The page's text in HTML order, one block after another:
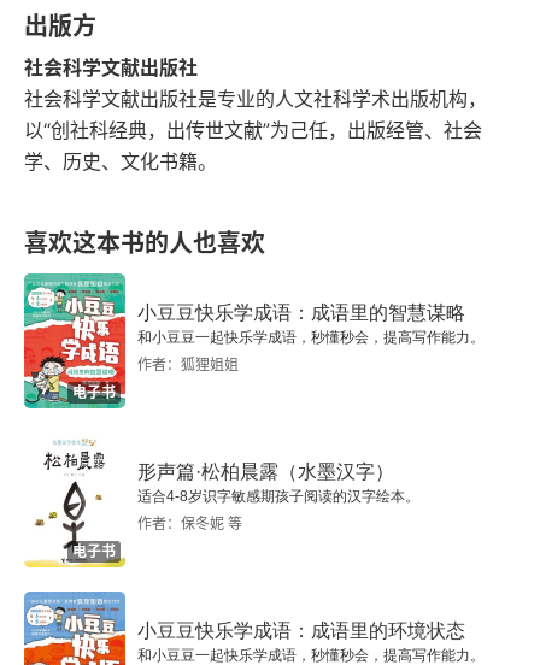
出版方
社会科学文献出版社
社会科学文献出版社是专业的人文社科学术出版机构，
以“创社科经典，出传世文献”为己任，出版经管、社会
学、历史、文化书籍。
喜欢这本书的人也喜欢
电子书
小豆豆快乐学成语：成语里的智慧谋略
和小豆豆一起快乐学成语，秒懂秒会，提高写作能力。
作者：狐狸姐姐
电子书
形声篇·松柏晨露（水墨汉字）
适合4-8岁识字敏感期孩子阅读的汉字绘本。
作者：保冬妮 等
小豆豆快乐学成语：成语里的环境状态
和小豆豆一起快乐学成语，秒懂秒会，提高写作能力。